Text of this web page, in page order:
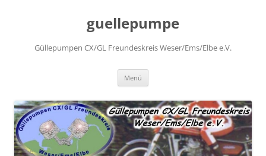
guellepumpe
Güllepumpen CX/GL Freundeskreis Weser/Ems/Elbe e.V.
Menü